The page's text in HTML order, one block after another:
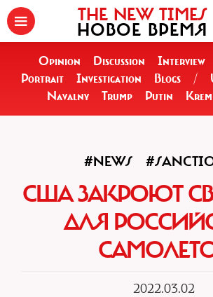
THE NEW TIMES
НОВОЕ ВРЕМЯ
Opinion Discussion Interview
Portrait
Investigation Blogs /
Navalny
Trump Putin
#NEWS
США ЗАКРОЮТ
ДЛЯ
2022.03.02